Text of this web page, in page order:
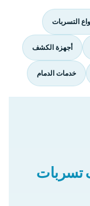
التسربات
أجهزة الكشف
خدمات الدمام